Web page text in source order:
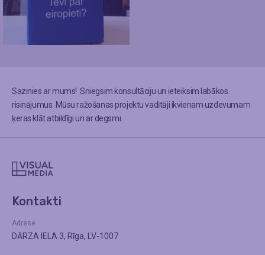
Sazinies ar mums! Sniegsim konsultāciju un ieteiksim labākos
risinājumus. Mūsu ražošanas projektu vadītāji ikvienam uzdevumam
ķeras klāt atbildīgi un ar degsmi.
Kontakti
Adrese
DĀRZA IELA 3, Rīga, LV-1007